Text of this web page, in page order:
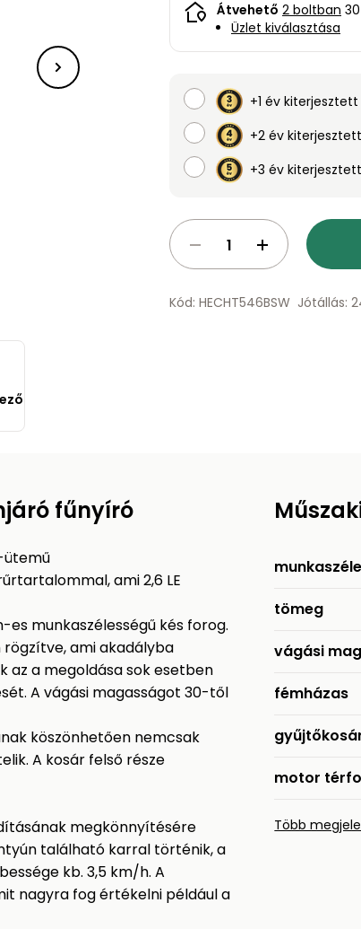
Átvehető 2 boltban
Üzlet kiválasztása
+1 év
+2 év
+3 év
Kód: HECHT546BSW Jótállás:
fűnyíró
ütemű
ami 2,6 LE
munkaszélességű kés forog.
ami akadályba
az a megoldása sok esetben
A vágási magasságot 30-től
köszönhetően nemcsak
A kosár felső része
megkönnyítésére
található karral történik, a
kb. 3,5 km/h. A
nagyra fog értékelni például a
tömeg
vágási
fémházas
motor
Több